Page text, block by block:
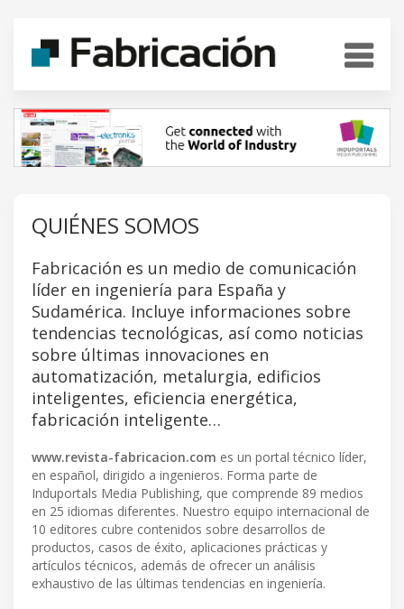
QUIÉNES SOMOS
Fabricación es un medio de comunicación
líder en ingeniería para España y
Sudamérica. Incluye informaciones sobre
tendencias tecnológicas, así como noticias
sobre últimas innovaciones en
automatización, metalurgia, edificios
inteligentes, eficiencia energética,
fabricación inteligente…
www.revista-fabricacion.com es un portal técnico líder,
en español, dirigido a ingenieros. Forma parte de
Induportals Media Publishing, que comprende 89 medios
en 25 idiomas diferentes. Nuestro equipo internacional de
10 editores cubre contenidos sobre desarrollos de
productos, casos de éxito, aplicaciones prácticas y
artículos técnicos, además de ofrecer un análisis
exhaustivo de las últimas tendencias en ingeniería.